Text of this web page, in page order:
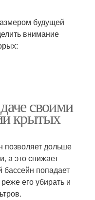
будущей
внимание
своими
крытых
позволяет дольше
а это снижает
попадает
его убирать и